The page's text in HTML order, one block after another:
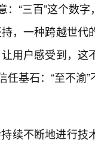
：“三百”这个数
，一种跨越世
用户感受到，
任基石：“至不
续不断地进行